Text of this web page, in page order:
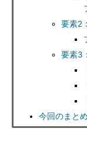
要素2
要素3
今回のまとめ